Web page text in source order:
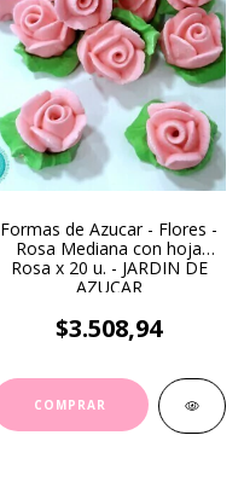
Formas de Azucar - Flores -
Rosa Mediana con hoja
Rosa x 20 u. - JARDIN DE
AZUCAR
$3.508,94